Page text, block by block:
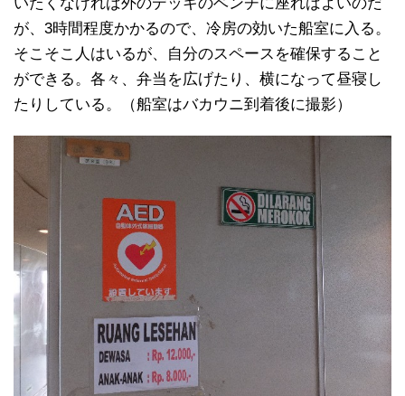
が、3時間程度かかるので、冷房の効いた船室に入る。
そこそこ人はいるが、自分のスペースを確保すること
ができる。各々、弁当を広げたり、横になって昼寝し
たりしている。（船室はバカウニ到着後に撮影）